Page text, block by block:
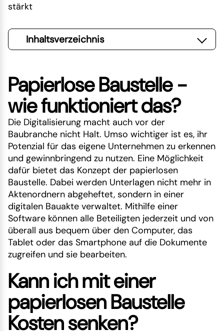
stärkt
Inhaltsverzeichnis
Papierlose Baustelle -
wie funktioniert das?
Die Digitalisierung macht auch vor der
Baubranche nicht Halt. Umso wichtiger ist es, ihr
Potenzial für das eigene Unternehmen zu erkennen
und gewinnbringend zu nutzen. Eine Möglichkeit
dafür bietet das Konzept der papierlosen
Baustelle. Dabei werden Unterlagen nicht mehr in
Aktenordnern abgeheftet, sondern in einer
digitalen Bauakte verwaltet. Mithilfe einer
Software können alle Beteiligten jederzeit und von
überall aus bequem über den Computer, das
Tablet oder das Smartphone auf die Dokumente
zugreifen und sie bearbeiten.
Kann ich mit einer
papierlosen Baustelle
Kosten senken?